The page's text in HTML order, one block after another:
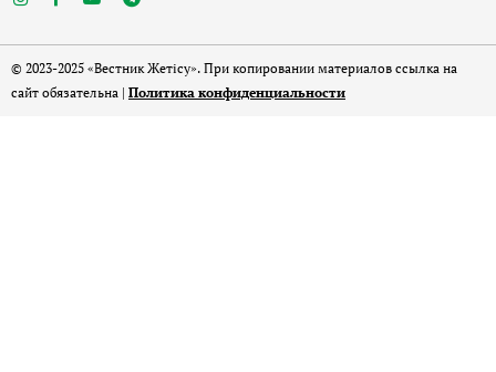
© 2023-2025 «Вестник Жетісу». При копировании материалов ссылка на
сайт обязательна | Политика конфиденциальности